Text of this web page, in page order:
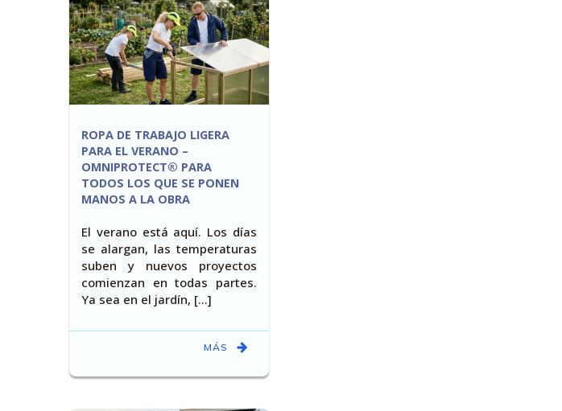
ROPA DE TRABAJO LIGERA
PARA EL VERANO –
OMNIPROTECT® PARA
TODOS LOS QUE SE PONEN
MANOS A LA OBRA
El verano está aquí. Los días
se alargan, las temperaturas
suben y nuevos proyectos
comienzan en todas partes.
Ya sea en el jardín, [...]
MÁS